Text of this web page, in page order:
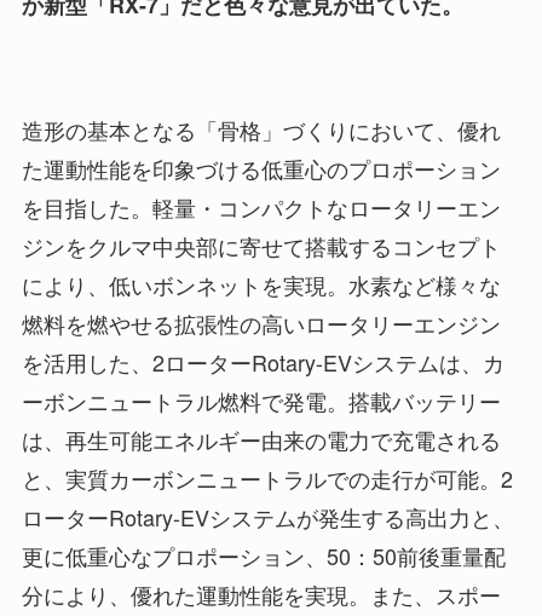
造形の基本となる「骨格」づくりにおいて、優れ
た運動性能を印象づける低重心のプロポーション
を目指した。軽量・コンパクトなロータリーエン
ジンをクルマ中央部に寄せて搭載するコンセプト
により、低いボンネットを実現。水素など様々な
燃料を燃やせる拡張性の高いロータリーエンジン
を活用した、2ローターRotary-EVシステムは、カ
ーボンニュートラル燃料で発電。搭載バッテリー
は、再生可能エネルギー由来の電力で充電される
と、実質カーボンニュートラルでの走行が可能。2
ローターRotary-EVシステムが発生する高出力と、
更に低重心なプロポーション、50：50前後重量配
分により、優れた運動性能を実現。また、スポー